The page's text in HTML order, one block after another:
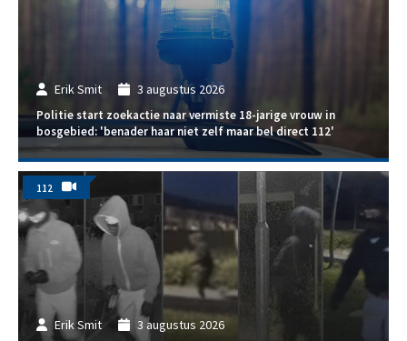
Erik Smit 3 augustus 2026
Politie start zoekactie naar vermiste 18-jarige vrouw in
bosgebied: 'benader haar niet zelf maar bel direct 112'
Erik Smit 3 augustus 2026
112